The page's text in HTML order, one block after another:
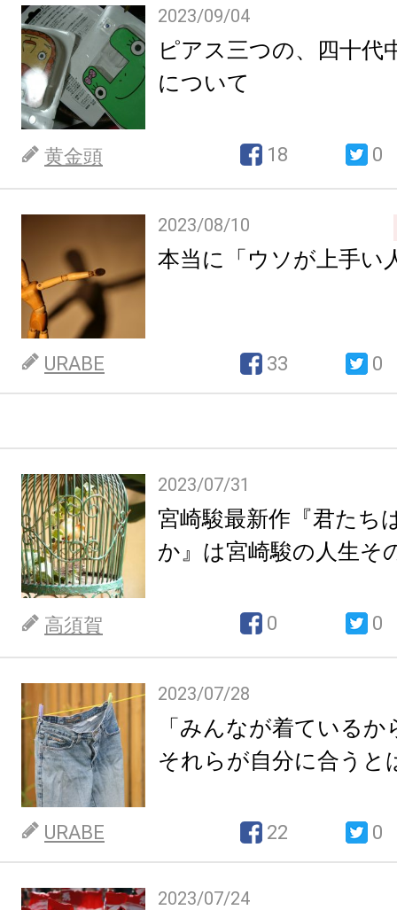
2023/09/04
ピアス三つの、四十代
について
黄金頭 18 0
2023/08/10
本当に「ウソが上手い
URABE 33 0
2023/07/31
宮崎駿最新作『君たち
か』は宮崎駿の人生そ
高須賀 0 0
2023/07/28
「みんなが着ている
それらが自分に合うと
URABE 22 0
2023/07/24